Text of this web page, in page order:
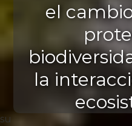
el
la
su